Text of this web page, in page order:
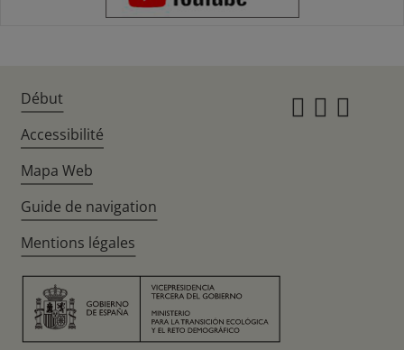
Début
Accessibilité
Mapa Web
Guide de navigation
Mentions légales